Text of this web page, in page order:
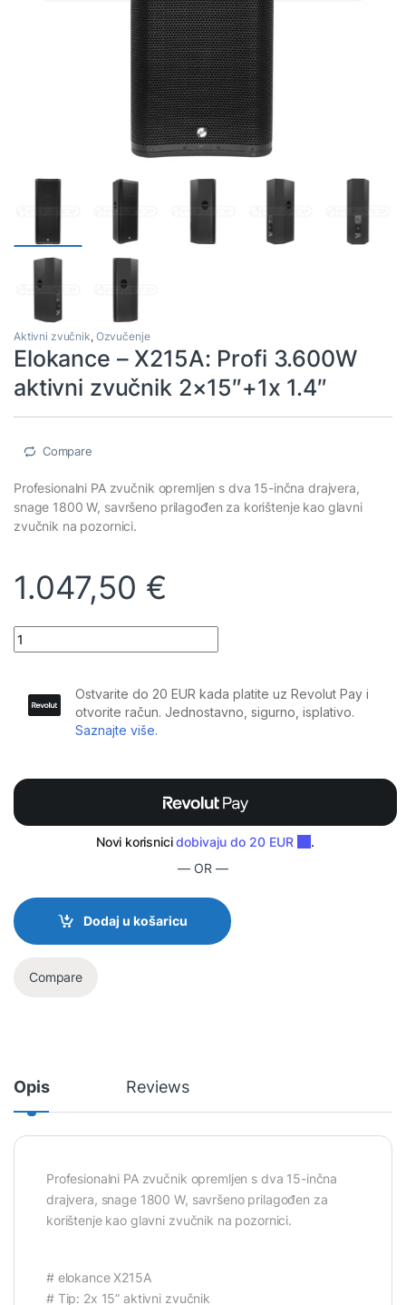
Aktivni zvučnik, Ozvučenje
Elokance – X215A: Profi 3.600W
aktivni zvučnik 2×15″+1x 1.4″
Compare
Profesionalni PA zvučnik opremljen s dva 15-inčna drajvera,
snage 1800 W, savršeno prilagođen za korištenje kao glavni
zvučnik na pozornici.
1.047,50 €
Elokance - X215A: Profi 3.600W aktivni zvučnik 2x15"+1x 1.4"
— OR —
Dodaj u košaricu
Compare
Opis Reviews
Profesionalni PA zvučnik opremljen s dva 15-inčna
drajvera, snage 1800 W, savršeno prilagođen za
korištenje kao glavni zvučnik na pozornici.
# elokance X215A
# Tip: 2x 15” aktivni zvučnik